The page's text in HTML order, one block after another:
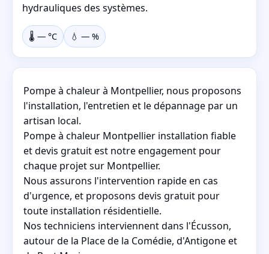
hydrauliques des systèmes.
🌡️ — °C 💧 — %
Pompe à chaleur à Montpellier, nous proposons
l'installation, l'entretien et le dépannage par un
artisan local.
Pompe à chaleur Montpellier installation fiable
et devis gratuit est notre engagement pour
chaque projet sur Montpellier.
Nous assurons l'intervention rapide en cas
d'urgence, et proposons devis gratuit pour
toute installation résidentielle.
Nos techniciens interviennent dans l'Écusson,
autour de la Place de la Comédie, d'Antigone et